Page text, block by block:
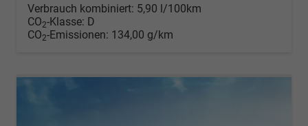
Verbrauch kombiniert: 5,90 l/100km
CO2-Klasse: D
CO2-Emissionen: 134,00 g/km